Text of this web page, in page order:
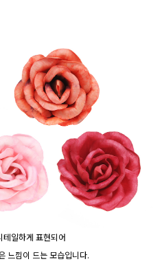
테일하게 표현되어
느낌이 드는 모습입니다.